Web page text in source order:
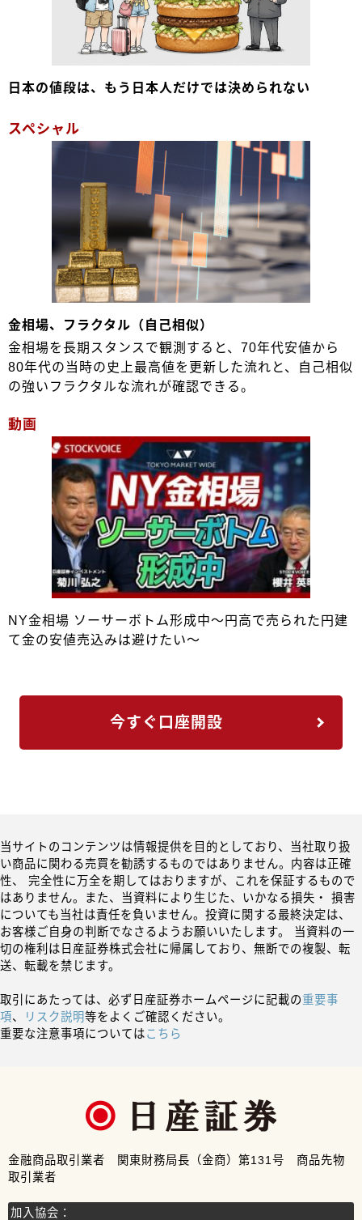
日本の値段は、もう日本人だけでは決められない
スペシャル
金相場、フラクタル（自己相似）
金相場を長期スタンスで観測すると、70年代安値から
80年代の当時の史上最高値を更新した流れと、自己相似
の強いフラクタルな流れが確認できる。
動画
NY金相場 ソーサーボトム形成中～円高で売られた円建
て金の安値売込みは避けたい～
今すぐ口座開設
当サイトのコンテンツは情報提供を目的としており、当社取り扱
い商品に関わる売買を勧誘するものではありません。内容は正確
性、 完全性に万全を期してはおりますが、これを保証するもので
はありません。また、当資料により生じた、いかなる損失・ 損害
についても当社は責任を負いません。投資に関する最終決定は、
お客様ご自身の判断でなさるようお願いいたします。 当資料の一
切の権利は日産証券株式会社に帰属しており、無断での複製、転
送、転載を禁じます。
取引にあたっては、必ず日産証券ホームページに記載の重要事
項、 リスク説明等をよくご確認ください。
重要な注意事項についてはこちら
金融商品取引業者 関東財務局長（金商）第131号 商品先物
取引業者
加入協会：